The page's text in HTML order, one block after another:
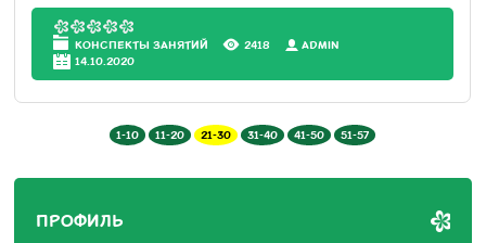
КОНСПЕКТЫ ЗАНЯТИЙ 2418
АDMIN
14.10.2020
1-10 11-20 21-30 31-40 41-50 51-57
ПРОФИЛЬ